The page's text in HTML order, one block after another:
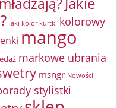
jaki kolor kurtki kolorowy
mango
markowe ubrania
msngr Nowości
stylistki